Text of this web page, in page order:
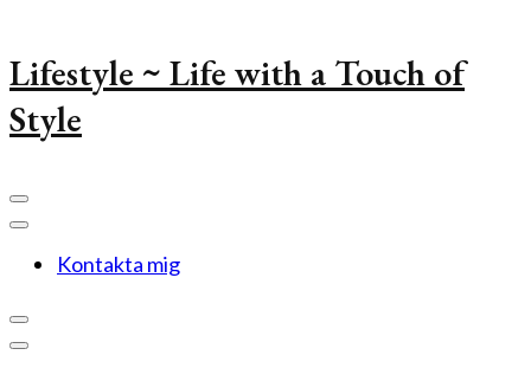
Lifestyle ~ Life with a Touch of
Style
Kontakta mig